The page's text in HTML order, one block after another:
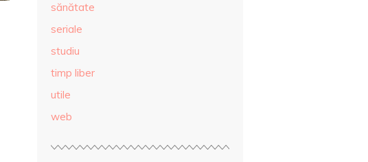
sănătate
seriale
studiu
timp liber
utile
web